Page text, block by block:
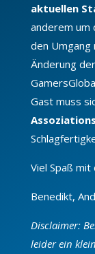
aktuellen
anderem um
den Umgang
Änderung
Gast muss
Viel Spaß mit
Benedikt,
Disclaimer:
leider ein